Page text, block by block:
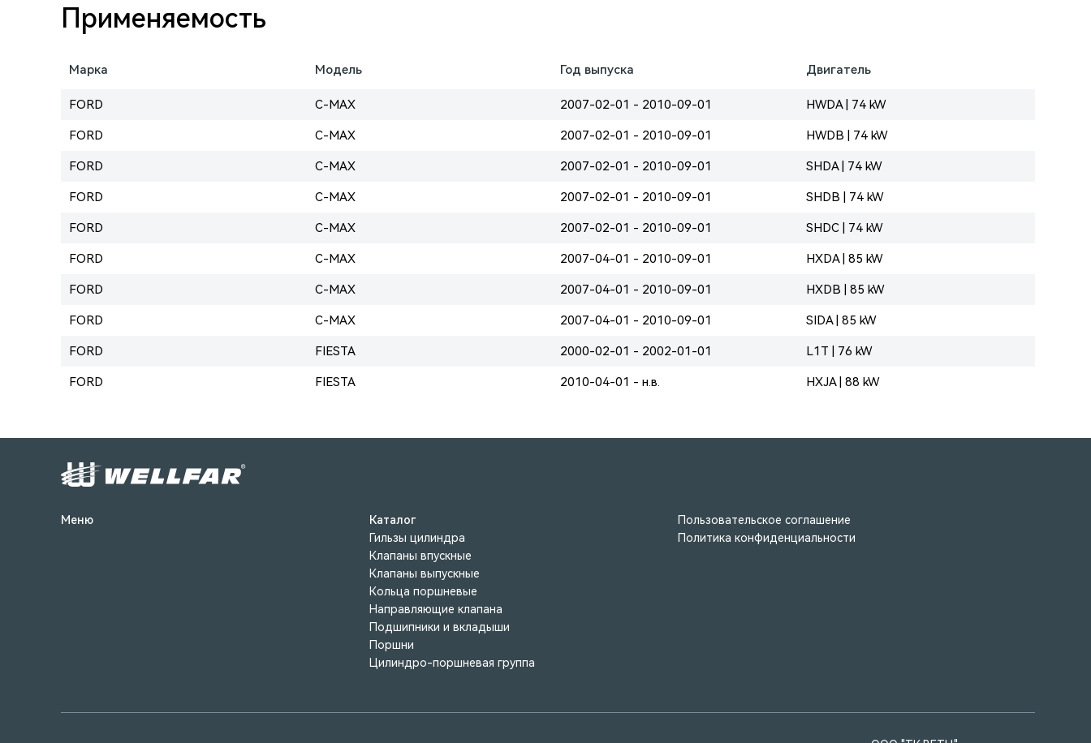
Применяемость
Марка Модель Год выпуска Двигатель
FORD C-MAX 2007-02-01 - 2010-09-01 HWDA | 74 kW
FORD C-MAX 2007-02-01 - 2010-09-01 HWDB | 74 kW
FORD C-MAX 2007-02-01 - 2010-09-01 SHDA | 74 kW
FORD C-MAX 2007-02-01 - 2010-09-01 SHDB | 74 kW
FORD C-MAX 2007-02-01 - 2010-09-01 SHDC | 74 kW
FORD C-MAX 2007-04-01 - 2010-09-01 HXDA | 85 kW
FORD C-MAX 2007-04-01 - 2010-09-01 HXDB | 85 kW
FORD C-MAX 2007-04-01 - 2010-09-01 SIDA | 85 kW
FORD FIESTA 2000-02-01 - 2002-01-01 L1T | 76 kW
FORD FIESTA 2010-04-01 - н.в. HXJA | 88 kW
Меню
Каталог
Гильзы цилиндра
Клапаны впускные
Клапаны выпускные
Кольца поршневые
Направляющие клапана
Подшипники и вкладыши
Поршни
Цилиндро-поршневая группа
Пользовательское соглашение
Политика конфиденциальности